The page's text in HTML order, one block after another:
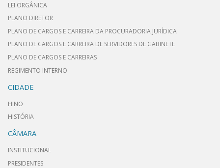
LEI ORGÂNICA
PLANO DIRETOR
PLANO DE CARGOS E CARREIRA DA PROCURADORIA JURÍDICA
PLANO DE CARGOS E CARREIRA DE SERVIDORES DE GABINETE
PLANO DE CARGOS E CARREIRAS
REGIMENTO INTERNO
CIDADE
HINO
HISTÓRIA
CÂMARA
INSTITUCIONAL
PRESIDENTES